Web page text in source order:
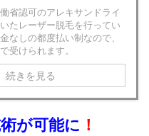
省認可のアレキサンドライ
たレーザー脱毛を行ってい
なしの都度払い制なので、
受けられます。
続きを見る
が可能に ！